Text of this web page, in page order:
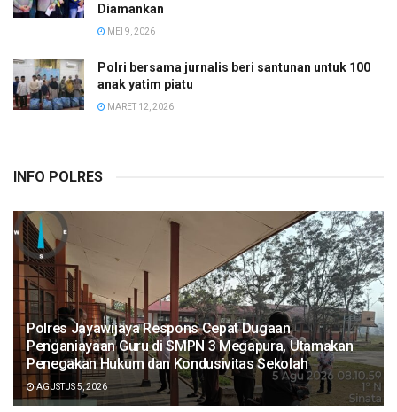
Diamankan
MEI 9, 2026
Polri bersama jurnalis beri santunan untuk 100
anak yatim piatu
MARET 12, 2026
INFO POLRES
Polres Jayawijaya Respons Cepat Dugaan
Penganiayaan Guru di SMPN 3 Megapura, Utamakan
Penegakan Hukum dan Kondusivitas Sekolah
AGUSTUS 5, 2026